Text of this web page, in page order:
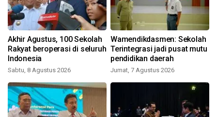
Akhir Agustus, 100 Sekolah
Rakyat beroperasi di seluruh
Indonesia
Sabtu, 8 Agustus 2026
Wamendikdasmen: Sekolah
Terintegrasi jadi pusat mutu
pendidikan daerah
Jumat, 7 Agustus 2026